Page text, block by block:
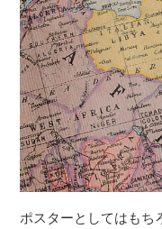
ポスターとしてはもち